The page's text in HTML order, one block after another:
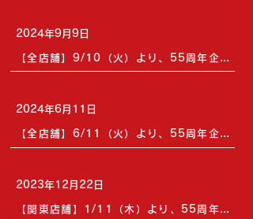
2024年9月9日
【全店舗】9/10（火）より、55周年企画第4弾「全国旨いもんめぐり」メニューを開始
2024年6月11日
【全店舗】6/11（火）より、55周年企画第3弾「全国旨いもんめぐり」メニューを開始
2023年12月22日
【関東店舗】1/11（木）より、55周年企画第2弾「全国旨いもんめぐり」メニューを開始